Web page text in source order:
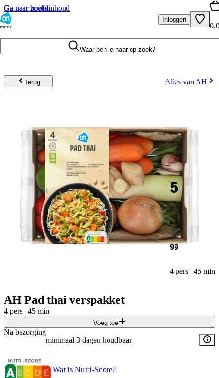
Ga naar hoofdinhoud
Ga naar zoeken
menu
Inloggen
Waar ben je naar op zoek?
Terug Alles van AH
5
.
99
4 pers | 45 min
AH Pad thai verspakket
4 pers | 45 min
Voeg toe
Na bezorging
minimaal 3 dagen houdbaar
Wat is Nutri-Score?